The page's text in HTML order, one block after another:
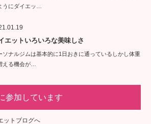
うにダイエッ…
エットいろいろな美味しさ
ソナルジムは基本的に1日おきに通っているしかし体重
える機会が…
参加しています